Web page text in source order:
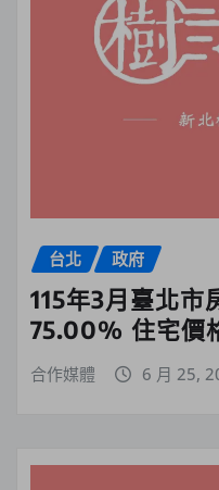
台北 政府
115年3月臺北市
75.00% 住宅價
合作媒體 6 月 25,